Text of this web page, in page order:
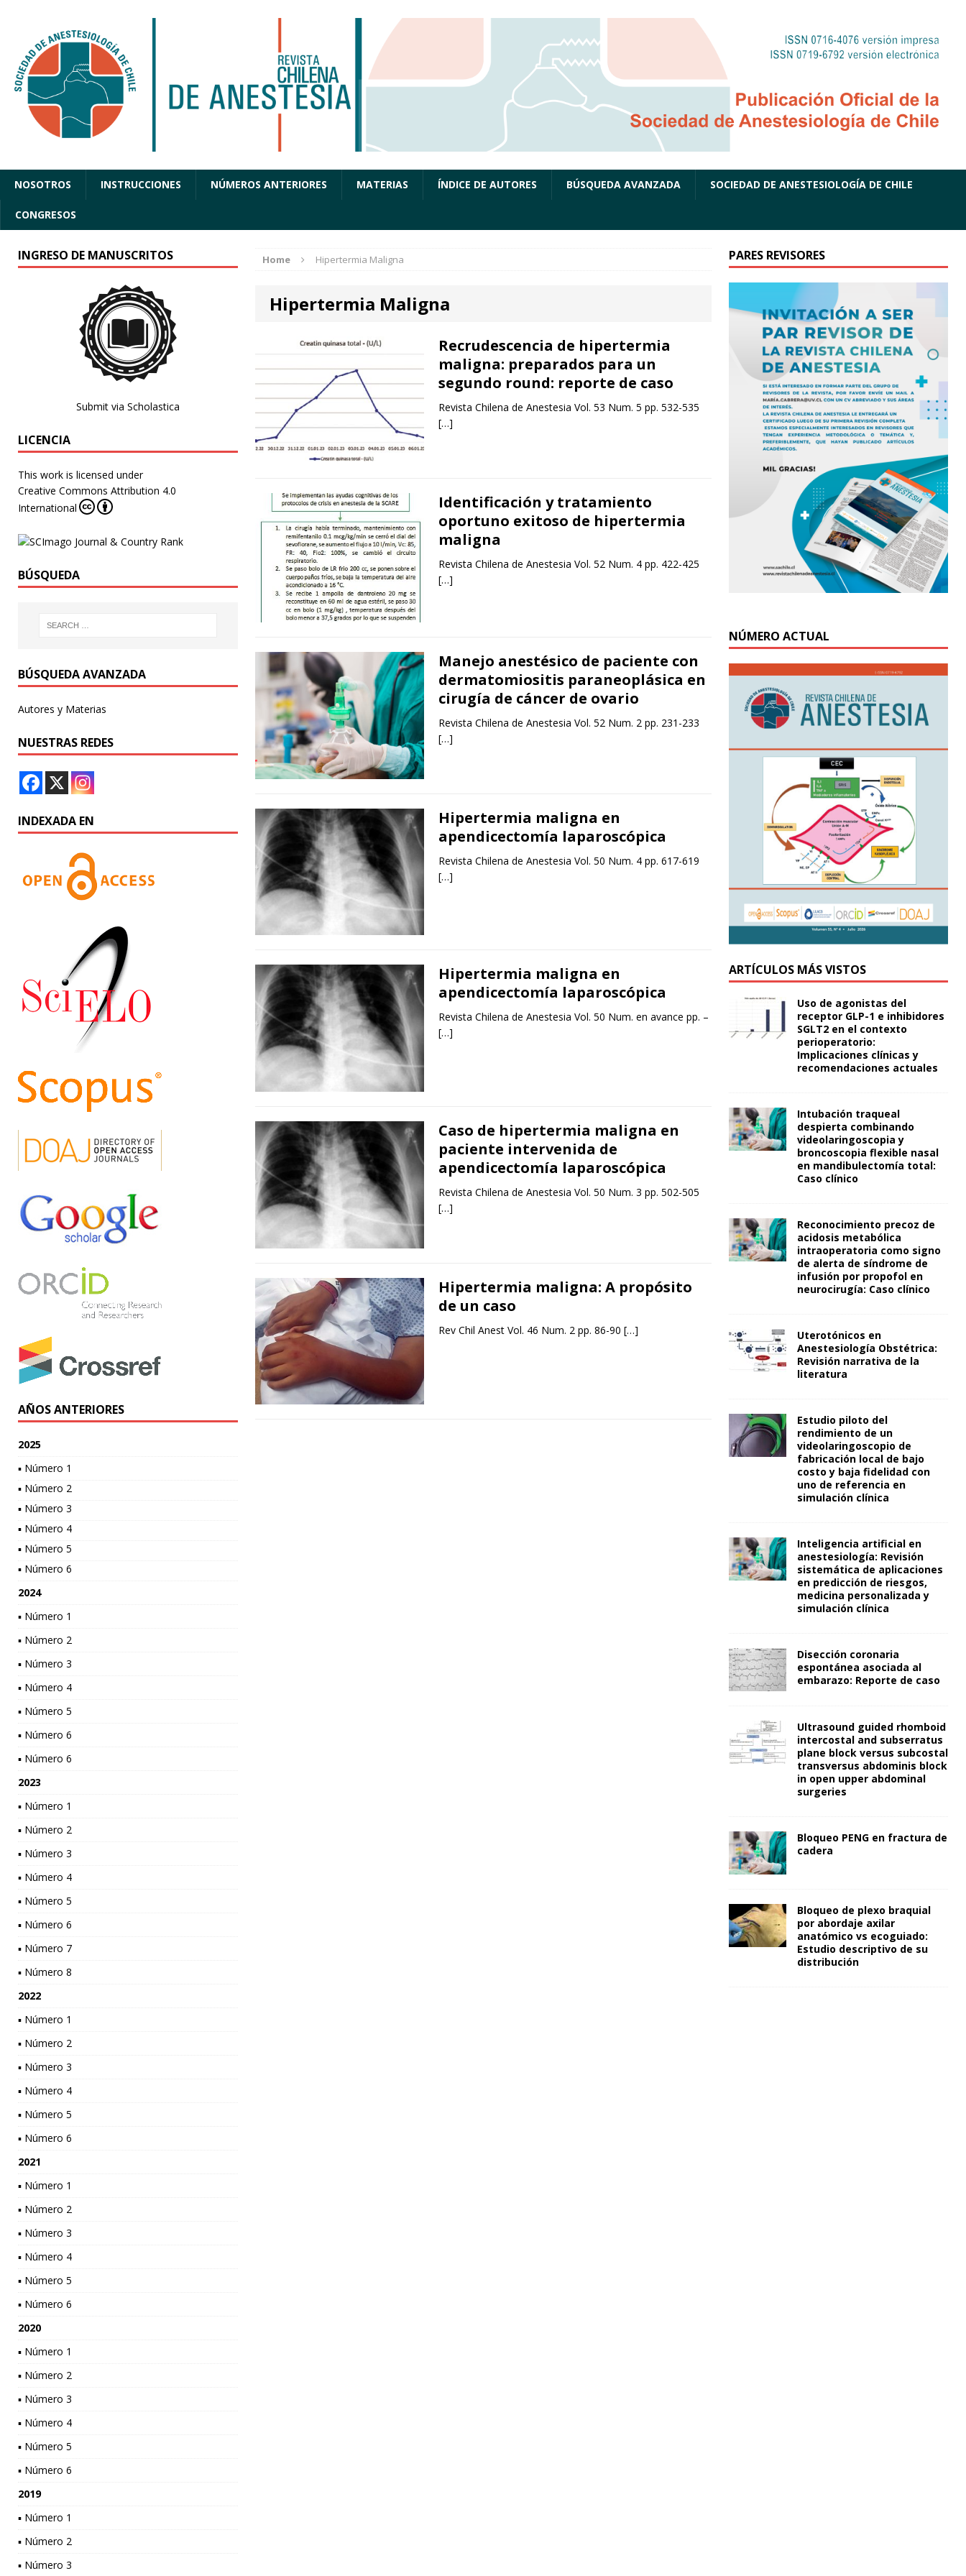
NOSOTROS INSTRUCCIONES NÚMEROS ANTERIORES MATERIAS ÍNDICE DE AUTORES BÚSQUEDA AVANZADA SOCIEDAD DE ANESTESIOLOGÍA DE CHILE
CONGRESOS
Home Hipertermia Maligna
Hipertermia Maligna
Recrudescencia de hipertermia
maligna: preparados para un
segundo round: reporte de caso
Revista Chilena de Anestesia Vol. 53 Num. 5 pp. 532-535
[…]
Identificación y tratamiento
oportuno exitoso de hipertermia
maligna
Revista Chilena de Anestesia Vol. 52 Num. 4 pp. 422-425
[…]
Manejo anestésico de paciente con
dermatomiositis paraneoplásica en
cirugía de cáncer de ovario
Revista Chilena de Anestesia Vol. 52 Num. 2 pp. 231-233
[…]
Hipertermia maligna en
apendicectomía laparoscópica
Revista Chilena de Anestesia Vol. 50 Num. 4 pp. 617-619
[…]
Hipertermia maligna en
apendicectomía laparoscópica
Revista Chilena de Anestesia Vol. 50 Num. en avance pp. –
[…]
Caso de hipertermia maligna en
paciente intervenida de
apendicectomía laparoscópica
Revista Chilena de Anestesia Vol. 50 Num. 3 pp. 502-505
[…]
Hipertermia maligna: A propósito
de un caso
Rev Chil Anest Vol. 46 Num. 2 pp. 86-90 […]
INGRESO DE MANUSCRITOS
Submit via Scholastica
LICENCIA
This work is licensed under
Creative Commons Attribution 4.0
International
BÚSQUEDA
BÚSQUEDA AVANZADA
Autores y Materias
NUESTRAS REDES
INDEXADA EN
AÑOS ANTERIORES
2025
▪ Número 1
▪ Número 2
▪ Número 3
▪ Número 4
▪ Número 5
▪ Número 6
2024
▪ Número 1
▪ Número 2
▪ Número 3
▪ Número 4
▪ Número 5
▪ Número 6
▪ Número 6
2023
▪ Número 1
▪ Número 2
▪ Número 3
▪ Número 4
▪ Número 5
▪ Número 6
▪ Número 7
▪ Número 8
2022
▪ Número 1
▪ Número 2
▪ Número 3
▪ Número 4
▪ Número 5
▪ Número 6
2021
▪ Número 1
▪ Número 2
▪ Número 3
▪ Número 4
▪ Número 5
▪ Número 6
2020
▪ Número 1
▪ Número 2
▪ Número 3
▪ Número 4
▪ Número 5
▪ Número 6
2019
▪ Número 1
▪ Número 2
▪ Número 3
PARES REVISORES
NÚMERO ACTUAL
ARTÍCULOS MÁS VISTOS
Uso de agonistas del
receptor GLP-1 e inhibidores
SGLT2 en el contexto
perioperatorio:
Implicaciones clínicas y
recomendaciones actuales
Intubación traqueal
despierta combinando
videolaringoscopia y
broncoscopia flexible nasal
en mandibulectomía total:
Caso clínico
Reconocimiento precoz de
acidosis metabólica
intraoperatoria como signo
de alerta de síndrome de
infusión por propofol en
neurocirugía: Caso clínico
Uterotónicos en
Anestesiología Obstétrica:
Revisión narrativa de la
literatura
Estudio piloto del
rendimiento de un
videolaringoscopio de
fabricación local de bajo
costo y baja fidelidad con
uno de referencia en
simulación clínica
Inteligencia artificial en
anestesiología: Revisión
sistemática de aplicaciones
en predicción de riesgos,
medicina personalizada y
simulación clínica
Disección coronaria
espontánea asociada al
embarazo: Reporte de caso
Ultrasound guided rhomboid
intercostal and subserratus
plane block versus subcostal
transversus abdominis block
in open upper abdominal
surgeries
Bloqueo PENG en fractura de
cadera
Bloqueo de plexo braquial
por abordaje axilar
anatómico vs ecoguiado:
Estudio descriptivo de su
distribución